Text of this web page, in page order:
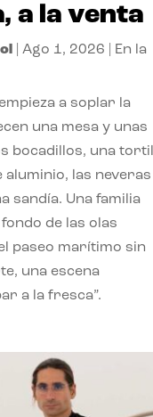
a la venta
Ago 1, 2026
En la
a soplar la
una mesa y unas
bocadillos, una
aluminio, las neveras
sandía. Una familia
de las olas
paseo marítimo sin
una escena
a la fresca”.